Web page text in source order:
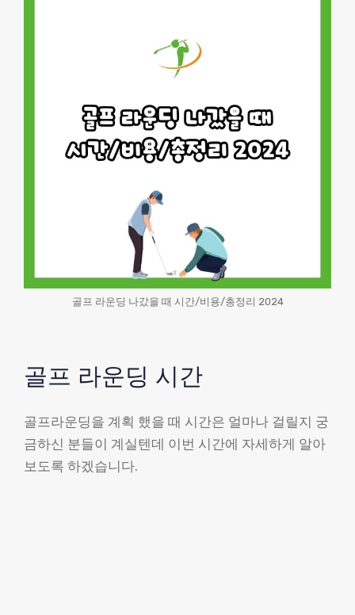
골프 라운딩 나갔을 때 시간/비용/총정리 2024
골프 라운딩 시간
골프라운딩을 계획 했을 때 시간은 얼마나 걸릴지 궁
금하신 분들이 계실텐데 이번 시간에 자세하게 알아
보도록 하겠습니다.